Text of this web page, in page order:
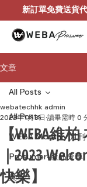
新訂單免費送貨
文章
All Posts
WEBA Monthly 月刊
Prosumer-產品分享
獎項
All Posts
【WEBA維
｜2023
快樂】
webatechhk admin
2023年1月3日 讀畢需時 0